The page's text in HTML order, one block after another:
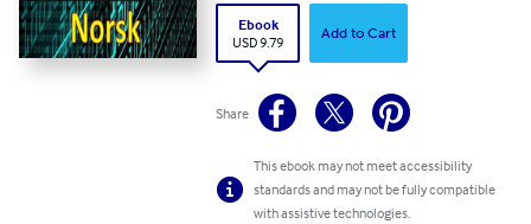
Ebook
USD 9.79
Add to Cart
Share
This ebook may not meet accessibility
standards and may not be fully compatible
with assistive technologies.